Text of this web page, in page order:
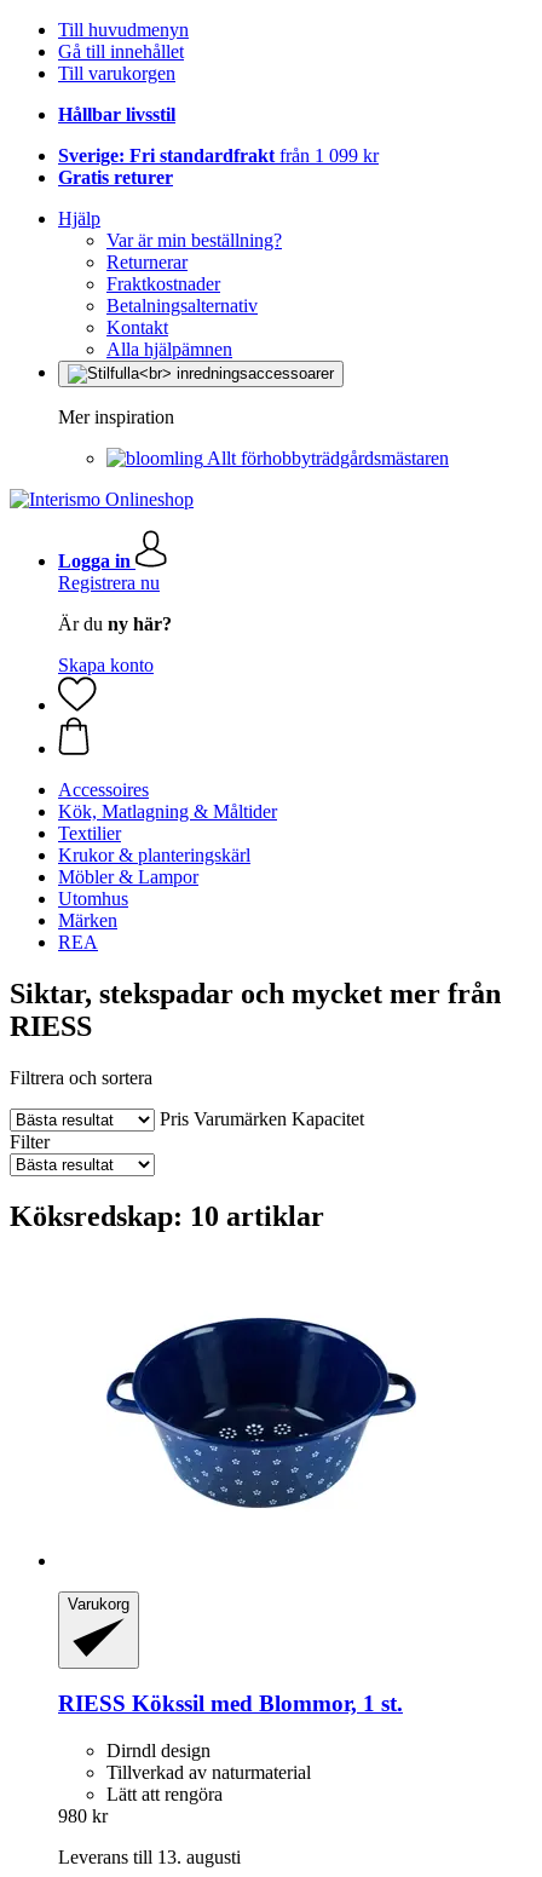
Till huvudmenyn
Gå till innehållet
Till varukorgen
Hållbar livsstil
Sverige: Fri standardfrakt från 1 099 kr
Gratis returer
Hjälp
Var är min beställning?
Returnerar
Fraktkostnader
Betalningsalternativ
Kontakt
Alla hjälpämnen
Mer inspiration
Allt förhobbyträdgårdsmästaren
Logga in
Registrera nu
Är du ny här?
Skapa konto
Accessoires
Kök, Matlagning & Måltider
Textilier
Krukor & planteringskärl
Möbler & Lampor
Utomhus
Märken
REA
Siktar, stekspadar och mycket mer från
RIESS
Filtrera och sortera
Pris Varumärken Kapacitet
Filter
Köksredskap: 10 artiklar
Varukorg
RIESS Kökssil med Blommor, 1 st.
Dirndl design
Tillverkad av naturmaterial
Lätt att rengöra
980 kr
Leverans till 13. augusti